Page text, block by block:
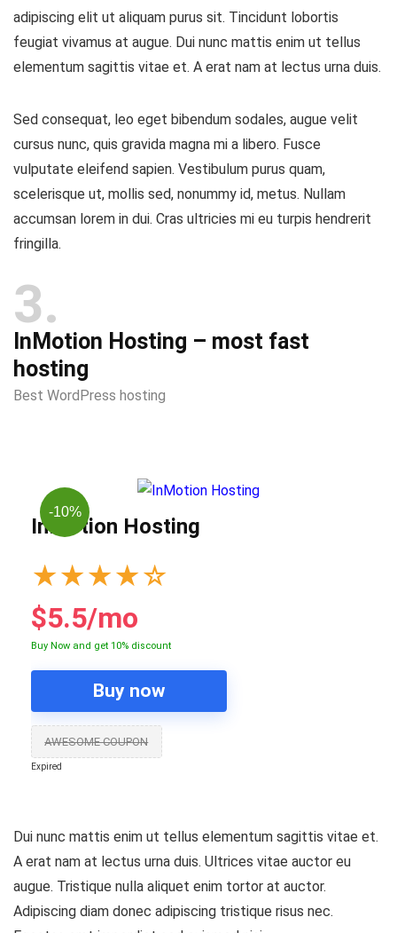
adipiscing elit ut aliquam purus sit. Tincidunt lobortis
feugiat vivamus at augue. Dui nunc mattis enim ut tellus
elementum sagittis vitae et. A erat nam at lectus urna duis.
Sed consequat, leo eget bibendum sodales, augue velit
cursus nunc, quis gravida magna mi a libero. Fusce
vulputate eleifend sapien. Vestibulum purus quam,
scelerisque ut, mollis sed, nonummy id, metus. Nullam
accumsan lorem in dui. Cras ultricies mi eu turpis hendrerit
fringilla.
3
InMotion Hosting – most fast
hosting
Best WordPress hosting
-10%
InMotion Hosting
★★★★☆
$5.5/mo
Buy Now and get 10% discount
Buy now
AWESOME COUPON
Expired
Dui nunc mattis enim ut tellus elementum sagittis vitae et.
A erat nam at lectus urna duis. Ultrices vitae auctor eu
augue. Tristique nulla aliquet enim tortor at auctor.
Adipiscing diam donec adipiscing tristique risus nec.